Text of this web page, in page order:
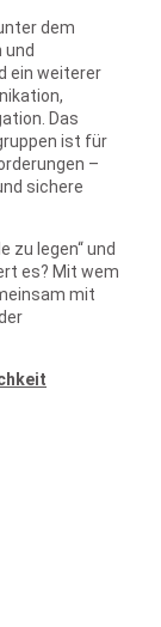
dem
und
ein weiterer
Das
ist für
–
sichere
zu legen“ und
es? Mit wem
mit